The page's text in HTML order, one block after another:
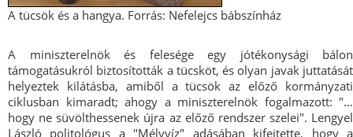
A tücsök és a hangya. Forrás: Nefelejcs bábszínház
A miniszterelnök és felesége egy jótékonysági bálon
támogatásukról biztosították a tücsköt, és olyan javak juttatását
helyeztek kilátásba, amiből a tücsök az előző kormányzati
ciklusban kimaradt; ahogy a miniszterelnök fogalmazott: "…
hogy ne süvölthessenek újra az előző rendszer szelei". Lengyel
László politológus a "Mélyvíz" adásában kifejtette, hogy a